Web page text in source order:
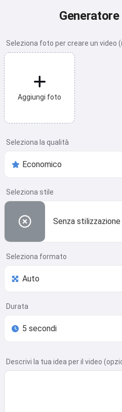
Seleziona foto per creare un video
Aggiungi foto
Seleziona la qualità
Seleziona stile
Senza stilizzazione
Seleziona formato
Durata
Descrivi la tua idea per il video